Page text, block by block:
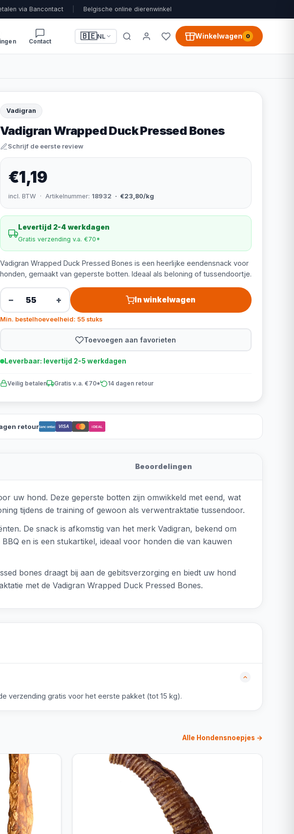
via Bancontact Belgische online dierenwinkel
Contact
🇧🇪NL Winkelwagen 0
Vadigran
Vadigran Wrapped Duck Pressed Bones
Schrijf de eerste review
€1,19
incl. BTW · Artikelnummer: 18932 · €23,80/kg
Levertijd 2-4 werkdagen
Gratis verzending v.a. €70*
Vadigran Wrapped Duck Pressed Bones is een heerlijke eendensnack voor
honden, gemaakt van geperste botten. Ideaal als beloning of tussendoortje.
− + In winkelwagen
Min. bestelhoeveelheid: 55 stuks
Toevoegen aan favorieten
Leverbaar: levertijd 2-5 werkdagen
Veilig betalen Gratis v.a. €70* 14 dagen retour
retourBancontact VISA iDEAL
Beoordelingen
uw hond. Deze geperste botten zijn omwikkeld met eend, wat
tijdens de training of gewoon als verwentraktatie tussendoor.
De snack is afkomstig van het merk Vadigran, bekend om
en is een stukartikel, ideaal voor honden die van kauwen
bones draagt bij aan de gebitsverzorging en biedt uw hond
met de Vadigran Wrapped Duck Pressed Bones.
verzending gratis voor het eerste pakket (tot 15 kg).
Alle Hondensnoepjes →